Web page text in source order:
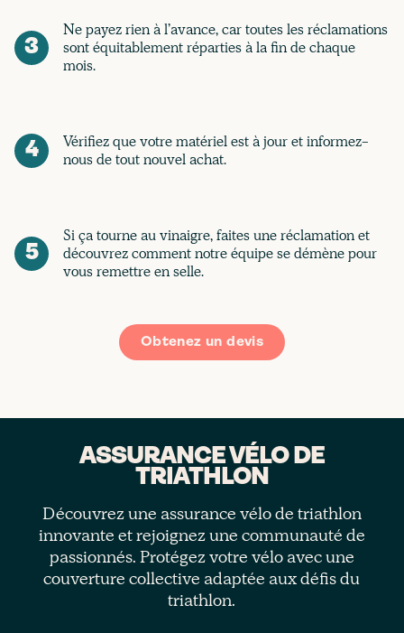
3
Ne payez rien à l’avance, car toutes les réclamations
sont équitablement réparties à la fin de chaque
mois.
4
Vérifiez que votre matériel est à jour et informez-
nous de tout nouvel achat.
5
Si ça tourne au vinaigre, faites une réclamation et
découvrez comment notre équipe se démène pour
vous remettre en selle.
Obtenez un devis
ASSURANCE VÉLO DE
TRIATHLON
Découvrez une assurance vélo de triathlon
innovante et rejoignez une communauté de
passionnés. Protégez votre vélo avec une
couverture collective adaptée aux défis du
triathlon.